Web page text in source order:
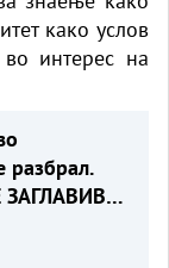
како услов
интерес на
разбрал.